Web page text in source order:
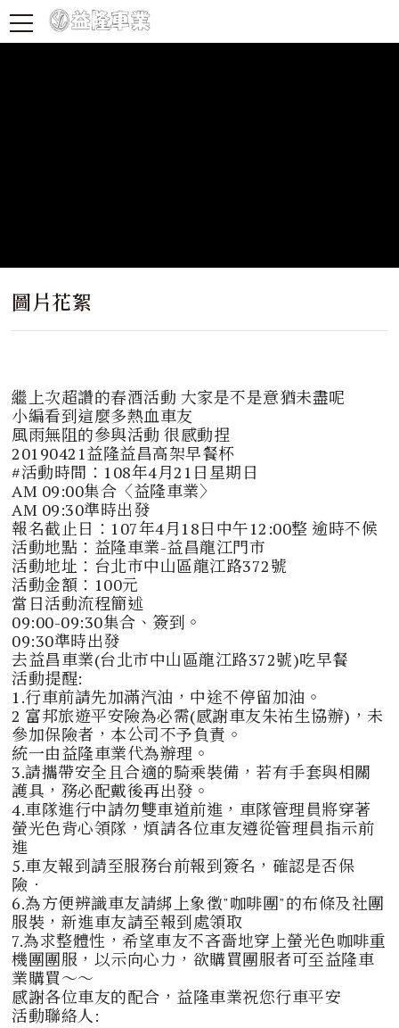
圖片花絮
繼上次超讚的春酒活動 大家是不是意猶未盡呢
小編看到這麼多熱血車友
風雨無阻的參與活動 很感動捏
20190421益隆益昌高架早餐杯
#活動時間：108年4月21日星期日
AM 09:00集合〈益隆車業〉
AM 09:30準時出發
報名截止日：107年4月18日中午12:00整 逾時不候
活動地點：益隆車業-益昌龍江門市
活動地址：台北市中山區龍江路372號
活動金額：100元
當日活動流程簡述
09:00-09:30集合、簽到。
09:30準時出發
去益昌車業(台北市中山區龍江路372號)吃早餐
活動提醒:
1.行車前請先加滿汽油，中途不停留加油。
2 富邦旅遊平安險為必需(感謝車友朱祐生協辦)，未
參加保險者，本公司不予負責。
統一由益隆車業代為辦理。
3.請攜帶安全且合適的騎乘裝備，若有手套與相關
護具，務必配戴後再出發。
4.車隊進行中請勿雙車道前進，車隊管理員將穿著
螢光色背心領隊，煩請各位車友遵從管理員指示前
進
5.車友報到請至服務台前報到簽名，確認是否保
險‧
6.為方便辨識車友請綁上象徵"咖啡團"的布條及社團
服裝，新進車友請至報到處領取
7.為求整體性，希望車友不吝嗇地穿上螢光色咖啡重
機團團服，以示向心力，欲購買團服者可至益隆車
業購買～～
感謝各位車友的配合，益隆車業祝您行車平安
活動聯絡人: